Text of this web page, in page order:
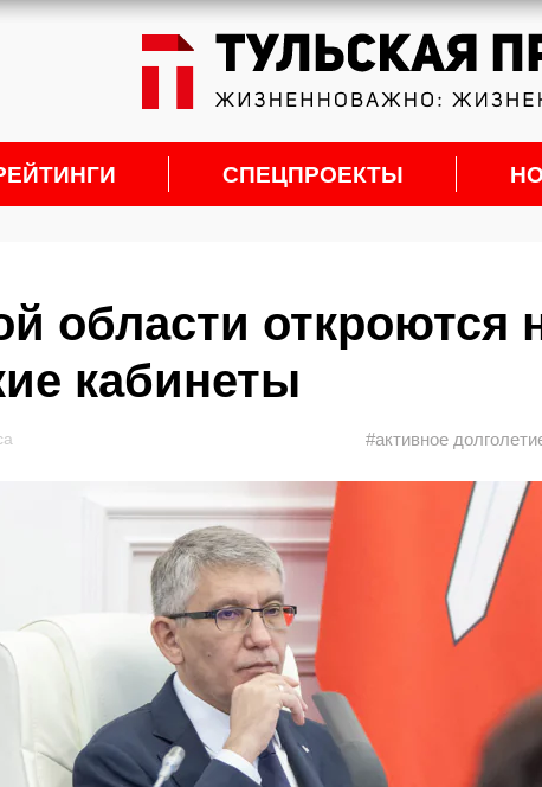
СПЕЦПРОЕКТЫ
области откроются
кабинеты
#активное